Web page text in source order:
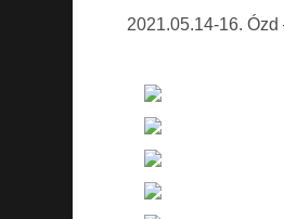
2021.05.14-16. Ózd